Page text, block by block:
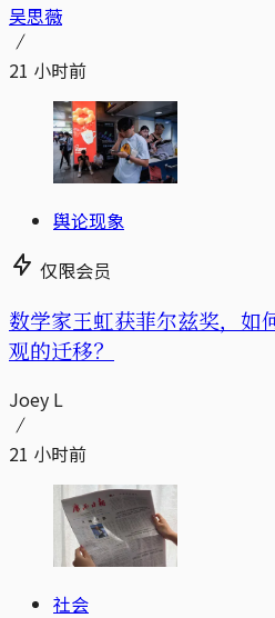
吴思薇
21 小时前
舆论现象
仅限会员
数学家王虹获菲尔兹奖，如
观的迁移？
Joey L
21 小时前
社会